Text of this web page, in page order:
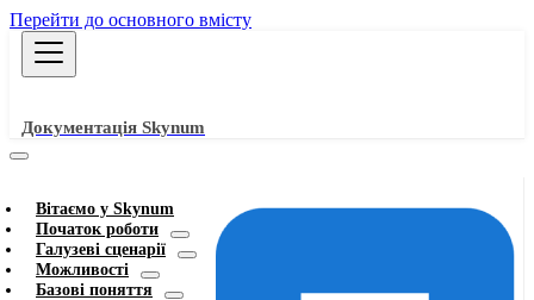
Перейти до основного вмісту
Документація Skynum
Вітаємо у Skynum
Початок роботи
Галузеві сценарії
Можливості
Базові поняття